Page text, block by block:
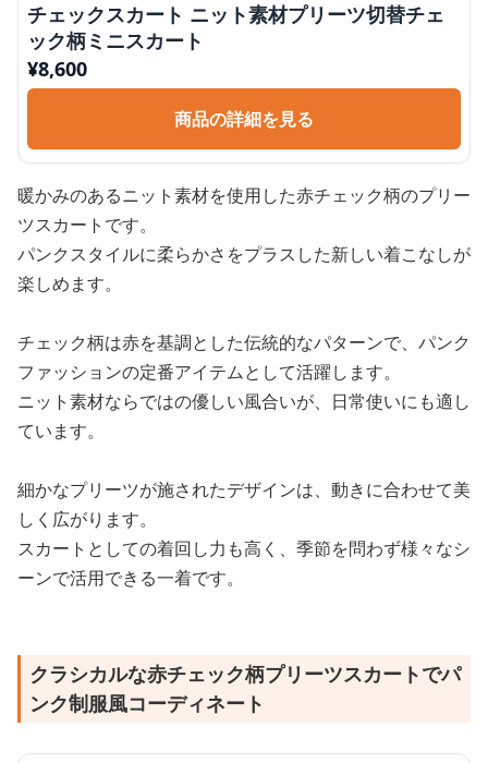
チェックスカート ニット素材プリーツ切替チェ
ック柄ミニスカート
¥8,600
商品の詳細を見る
暖かみのあるニット素材を使用した赤チェック柄のプリー
ツスカートです。
パンクスタイルに柔らかさをプラスした新しい着こなしが
楽しめます。
チェック柄は赤を基調とした伝統的なパターンで、パンク
ファッションの定番アイテムとして活躍します。
ニット素材ならではの優しい風合いが、日常使いにも適し
ています。
細かなプリーツが施されたデザインは、動きに合わせて美
しく広がります。
スカートとしての着回し力も高く、季節を問わず様々なシ
ーンで活用できる一着です。
クラシカルな赤チェック柄プリーツスカートでパ
ンク制服風コーディネート